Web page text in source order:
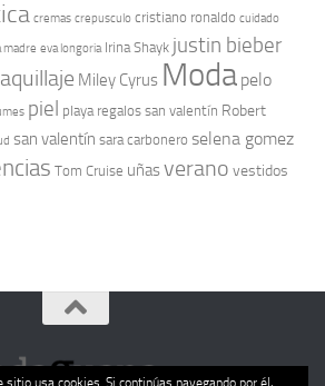
cremas crepusculo cristiano ronaldo cuidado
madre eva longoria Irina Shayk justin bieber
Miley Cyrus Moda pelo
piel playa regalos san valentín Robert
san valentín sara carbonero selena gomez
Tom Cruise uñasverano vestidos
sitio usa cookies. Si continúas navegando por él,